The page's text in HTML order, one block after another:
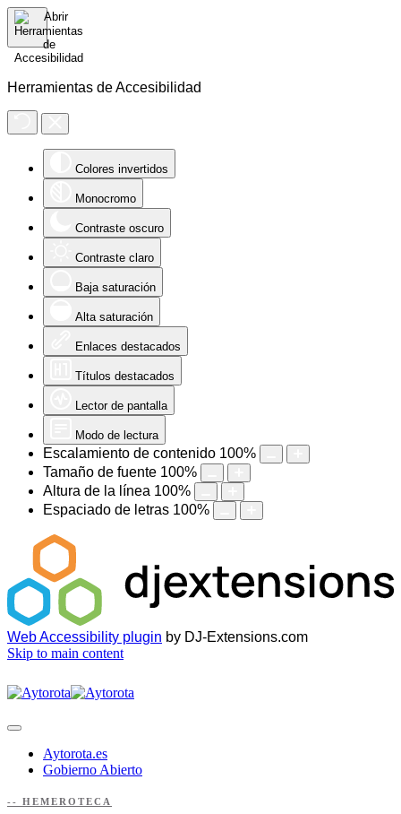
Herramientas de Accesibilidad
Colores invertidos
Monocromo
Contraste oscuro
Contraste claro
Baja saturación
Alta saturación
Enlaces destacados
Títulos destacados
Lector de pantalla
Modo de lectura
Escalamiento de contenido 100%
Tamaño de fuente 100%
Altura de la línea 100%
Espaciado de letras 100%
Web Accessibility plugin by DJ-Extensions.com
Skip to main content
Aytorota.es
Gobierno Abierto
-- HEMEROTECA